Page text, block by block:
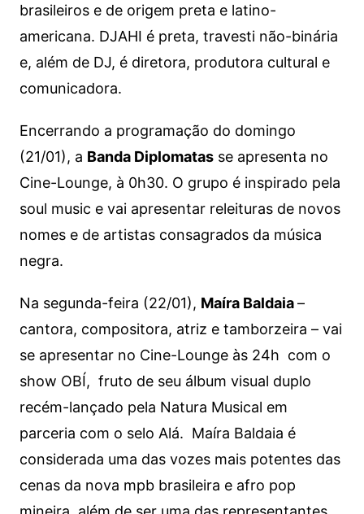
brasileiros e de origem preta e latino-
americana. DJAHI é preta, travesti não-binária
e, além de DJ, é diretora, produtora cultural e
comunicadora.
Encerrando a programação do domingo
(21/01), a Banda Diplomatasse apresenta no
Cine-Lounge, à 0h30. O grupo é inspirado pela
soul music e vai apresentar releituras de novos
nomes e de artistas consagrados da música
negra.
Na segunda-feira (22/01), Maíra Baldaia–
cantora, compositora, atriz e tamborzeira – vai
se apresentar no Cine-Lounge às 24h com o
show OBÍ, fruto de seu álbum visual duplo
recém-lançado pela Natura Musical em
parceria com o selo Alá. Maíra Baldaia é
considerada uma das vozes mais potentes das
cenas da nova mpb brasileira e afro pop